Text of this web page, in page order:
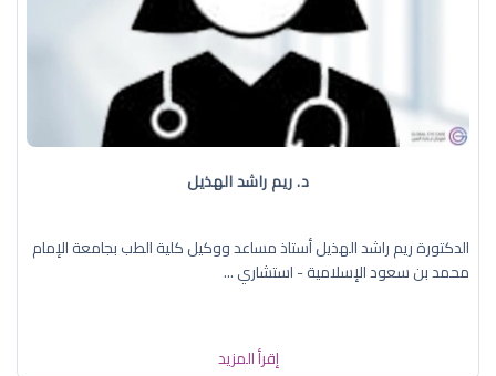
د. ريم راشد الهذيل
الدكتورة ريم راشد الهذيل أستاذ مساعد ووكيل كلية الطب بجامعة الإمام
محمد بن سعود الإسلامية - استشاري ...
إقرأ المزيد